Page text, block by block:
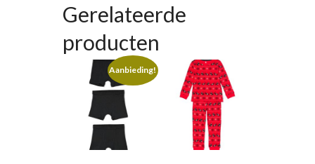
Gerelateerde
producten
Aanbieding!